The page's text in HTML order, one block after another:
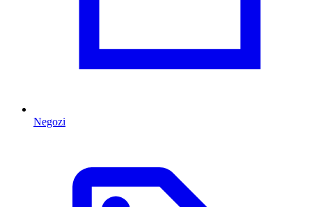
Negozi